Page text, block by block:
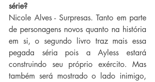
série?
Nicole Alves - Surpresas. Tanto em parte
de personagens novos quanto na história
em si, o segundo livro traz mais essa
pegada séria pois a Ayless estará
construindo seu próprio exército. Mas
também será mostrado o lado inimigo,